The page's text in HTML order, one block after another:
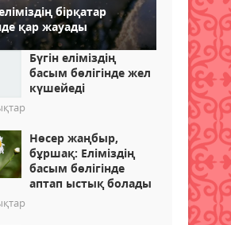
бірқатар
қар жауады
Бүгін еліміздің
басым бөлігінде жел
күшейеді
Нөсер жаңбыр,
бұршақ: Еліміздің
басым бөлігінде
аптап ыстық болады